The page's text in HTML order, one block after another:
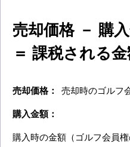
売却価格 － 購
＝ 課税される
売却価格： 売却時のゴルフ
購入金額：
購入時の金額（ゴルフ会員